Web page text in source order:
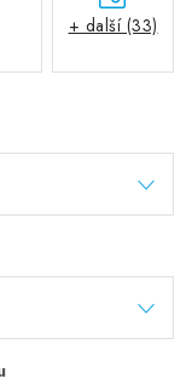
vrácení zboží
+ další (33)